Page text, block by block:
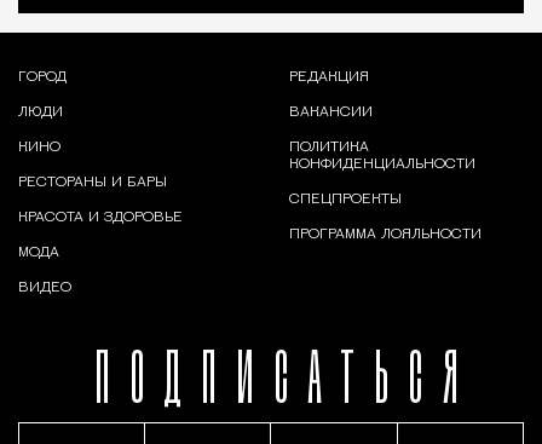
ПОДПИСАТЬСЯ
ГОРОД
ЛЮДИ
КИНО
РЕСТОРАНЫ И БАРЫ
КРАСОТА И ЗДОРОВЬЕ
МОДА
ВИДЕО
РЕДАКЦИЯ
ВАКАНСИИ
ПОЛИТИКА
КОНФИДЕНЦИАЛЬНОСТИ
СПЕЦПРОЕКТЫ
ПРОГРАММА ЛОЯЛЬНОСТИ